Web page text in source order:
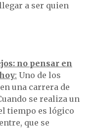
a ser quien
no pensar en
: Uno de los
una carrera de
se realiza un
tiempo es lógico
que se